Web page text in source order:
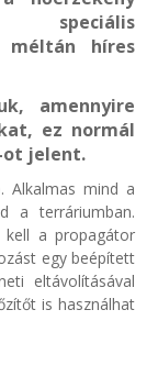
speciális
híres
amennyire
ez normál
ot jelent.
Alkalmas mind a
a terráriumban.
kell a propagátor
egy beépített
eltávolításával
is használhat